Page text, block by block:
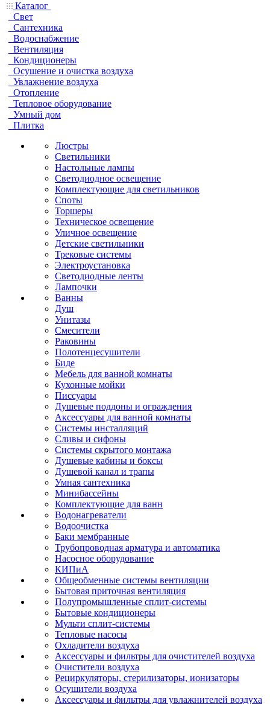
Каталог
Свет
Сантехника
Водоснабжение
Вентиляция
Кондиционеры
Осушение и очистка воздуха
Увлажнение воздуха
Отопление
Тепловое оборудование
Умный дом
Плитка
Люстры
Светильники
Настольные лампы
Светодиодное освещение
Комплектующие для светильников
Споты
Торшеры
Техническое освещение
Уличное освещение
Детские светильники
Трековые системы
Электроустановка
Светодиодные ленты
Лампочки
Ванны
Душ
Унитазы
Смесители
Раковины
Полотенцесушители
Биде
Мебель для ванной комнаты
Кухонные мойки
Писсуары
Душевые поддоны и ограждения
Аксессуары для ванной комнаты
Системы инсталляций
Сливы и сифоны
Системы скрытого монтажа
Душевые кабины и боксы
Душевой канал и трапы
Умная сантехника
Минибассейны
Комплектующие для ванн
Водонагреватели
Водоочистка
Баки мембранные
Трубопроводная арматура и автоматика
Насосное оборудование
КИПиА
Общеобменные системы вентиляции
Бытовая приточная вентиляция
Полупромышленные сплит-системы
Бытовые кондиционеры
Мульти сплит-системы
Тепловые насосы
Охладители воздуха
Аксессуары и фильтры для очистителей воздуха
Очистители воздуха
Рециркуляторы, стерилизаторы, ионизаторы
Осушители воздуха
Аксессуары и фильтры для увлажнителей воздуха